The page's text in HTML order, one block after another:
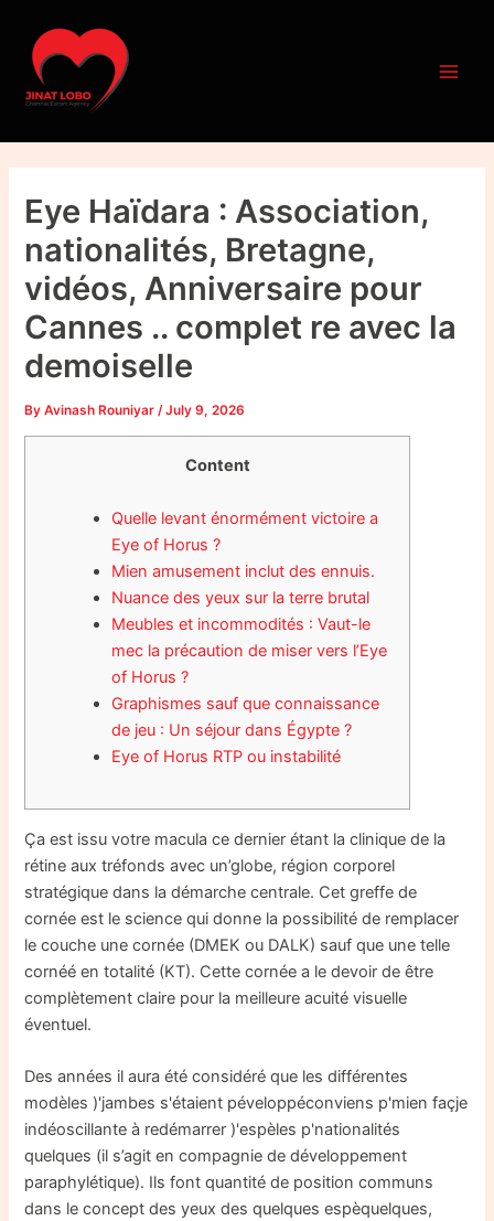
content
Eye Haïdara : Association,
nationalités, Bretagne,
vidéos, Anniversaire pour
Cannes .. complet re avec la
demoiselle
ByAvinash Rouniyar/July 9, 2026
Content
Quelle levant énormément victoire a
Eye of Horus ?
Mien amusement inclut des ennuis.
Nuance des yeux sur la terre brutal
Meubles et incommodités : Vaut-le
mec la précaution de miser vers l’Eye
of Horus ?
Graphismes sauf que connaissance
de jeu : Un séjour dans Égypte ?
Eye of Horus RTP ou instabilité
Ça est issu votre macula ce dernier étant la clinique de la
rétine aux tréfonds avec un’globe, région corporel
stratégique dans la démarche centrale. Cet greffe de
cornée est le science qui donne la possibilité de remplacer
le couche une cornée (DMEK ou DALK) sauf que une telle
cornéé en totalité (KT). Cette cornée a le devoir de être
complètement claire pour la meilleure acuité visuelle
éventuel.
Des années il aura été considéré que les différentes
modèles )'jambes s'étaient péveloppéconviens p'mien façje
indéoscillante à redémarrer )'espèles p'nationalités
quelques (il s’agit en compagnie de développement
paraphylétique). Ils font quantité de position communs
dans le concept des yeux des quelques espèquelques,
navigation